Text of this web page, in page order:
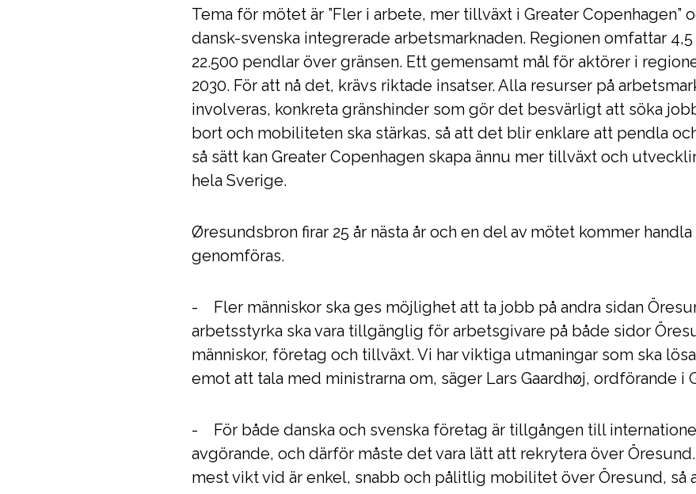
Tema för mötet är ”Fler i arbete, mer tillväxt i Greater Copenhagen”
dansk-svenska integrerade arbetsmarknaden. Regionen omfattar
22.500 pendlar över gränsen. Ett gemensamt mål för aktörer i
2030. För att nå det, krävs riktade insatser. Alla resurser på
involveras, konkreta gränshinder som gör det besvärligt att söka
bort och mobiliteten ska stärkas, så att det blir enklare att pendla
så sätt kan Greater Copenhagen skapa ännu mer tillväxt och
hela Sverige.
Øresundsbron firar 25 år nästa år och en del av mötet kommer
genomföras.
- Fler människor ska ges möjlighet att ta jobb på andra sidan
arbetsstyrka ska vara tillgänglig för arbetsgivare på både sidor
människor, företag och tillväxt. Vi har viktiga utmaningar som ska
emot att tala med ministrarna om, säger Lars Gaardhøj, ordförande i
- För både danska och svenska företag är tillgången till
avgörande, och därför måste det vara lätt att rekrytera över
mest vikt vid är enkel, snabb och pålitlig mobilitet över Öresund,